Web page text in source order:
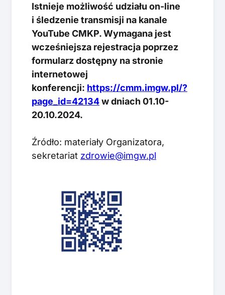
Istnieje możliwość udziału on-line
i śledzenie transmisji na kanale
YouTube CMKP. Wymagana jest
wcześniejsza rejestracja poprzez
formularz dostępny na stronie
internetowej
konferencji: https://cmm.imgw.pl/?
page_id=42134w dniach 01.10-
20.10.2024.
Źródło: materiały Organizatora,
sekretariat zdrowie@imgw.pl